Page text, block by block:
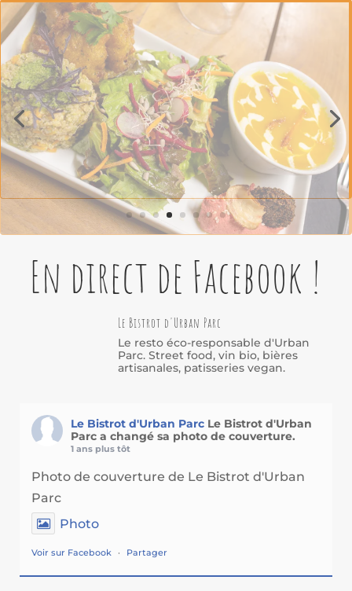
En direct de Facebook !
Le Bistrot d'Urban Parc
Parc. Street food, vin bio, bières
artisanales, patisseries vegan.
Photo de couverture de Le Bistrot d'Urban
Voir sur Facebook